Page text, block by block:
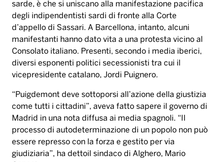
sarde, è che si uniscano alla manifestazione pacifica
degli indipendentisti sardi di fronte alla Corte
d’appello di Sassari. A Barcellona, intanto, alcuni
manifestanti hanno dato vita a una protesta vicino al
Consolato italiano. Presenti, secondo i media iberici,
diversi esponenti politici secessionisti tra cui il
vicepresidente catalano, Jordi Puignero.
“Puigdemont deve sottoporsi all’azione della giustizia
come tutti i cittadini”, aveva fatto sapere il governo di
Madrid in una nota diffusa ai media spagnoli. “Il
processo di autodeterminazione di un popolo non può
essere represso con la forza e gestito per via
giudiziaria”, ha dettoil sindaco di Alghero, Mario